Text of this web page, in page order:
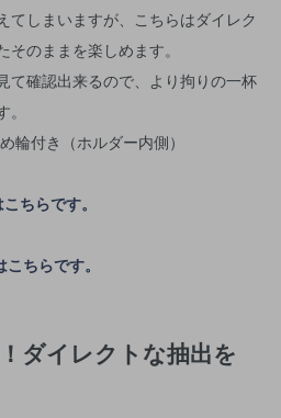
てしまいますが、こちらはダイレク
そのままを楽しめます。
て確認出来るので、より拘りの一杯
輪付き（ホルダー内側）
ちらです。
ちらです。
ダイレクトな抽出を